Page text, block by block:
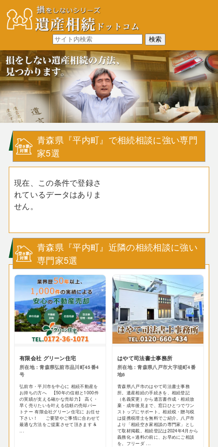
青森県『平内町』で相続相談に強い専門
家5選
現在、この条件で登録さ
れているデータはありま
せん。
青森県『平内町』近隣の相続相談に強い
専門家5選
有限会社 グリーン住宅
所在地：青森県弘前市品川町45番4
号
弘前市・平川市を中心に 相続不動産を
お持ちの方へ 【50年の信頼と1000件
の実績が支える確かな売却力】 高く・
早く売りたいを叶える信頼の売却パー
トナー 有限会社グリーン住宅に お任せ
下さい！ ご要望やご事情に合わせて
最適な方法をご提案させて頂きます &
...
はやて司法書士事務所
所在地：青森県八戸市大字堤町4番
地6
青森県八戸市のはやて司法書士事務
所。遺産相続の手続きを、相続登記
（名義変更）から遺言書作成・相続放
棄・成年後見まで、窓口ひとつでワン
ストップにサポート。相続税・贈与税
は提携税理士を無料でご紹介。八戸市
より「相続空き家相談の専門家」とし
て取材掲載。相続登記は2024年4月から
義務化＝過料の前に、お早めにご相談
を。フリーダ ...